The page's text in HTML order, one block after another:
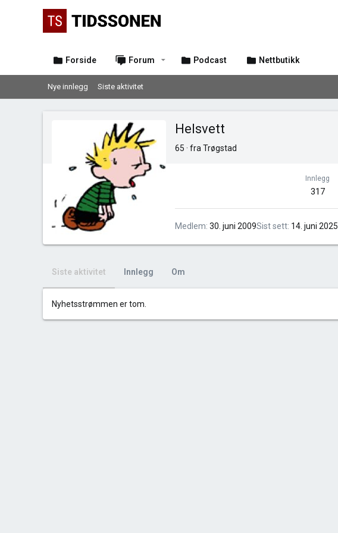
Forside Forum Podcast Nettbutikk
Nye innlegg Siste aktivitet
Helsvett
65 · fra Trøgstad
Innlegg
317
Medlem 30. juni 2009Sist sett 14. juni 2025
Siste aktivitet Innlegg Om
Nyhetsstrømmen er tom.